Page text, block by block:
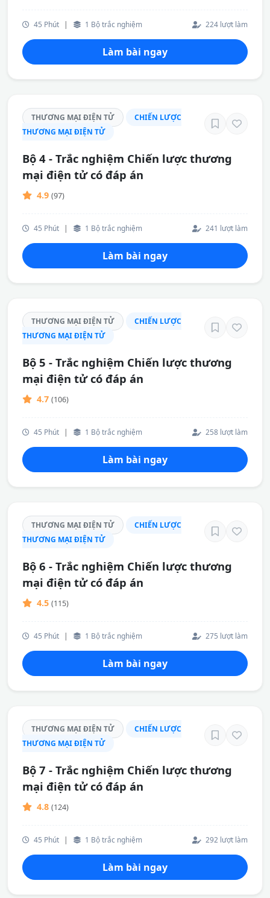
45 Phút | 1 Bộ trắc nghiệm 224 lượt làm
Làm bài ngay
THƯƠNG MẠI ĐIỆN TỬ
CHIẾN LƯỢC
THƯƠNG MẠI ĐIỆN TỬ
Bộ 4 - Trắc nghiệm Chiến lược thương
mại điện tử có đáp án
4.9 (97)
45 Phút | 1 Bộ trắc nghiệm 241 lượt làm
Làm bài ngay
THƯƠNG MẠI ĐIỆN TỬ
CHIẾN LƯỢC
THƯƠNG MẠI ĐIỆN TỬ
Bộ 5 - Trắc nghiệm Chiến lược thương
mại điện tử có đáp án
4.7 (106)
45 Phút | 1 Bộ trắc nghiệm 258 lượt làm
Làm bài ngay
THƯƠNG MẠI ĐIỆN TỬ
CHIẾN LƯỢC
THƯƠNG MẠI ĐIỆN TỬ
Bộ 6 - Trắc nghiệm Chiến lược thương
mại điện tử có đáp án
4.5 (115)
45 Phút | 1 Bộ trắc nghiệm 275 lượt làm
Làm bài ngay
THƯƠNG MẠI ĐIỆN TỬ
CHIẾN LƯỢC
THƯƠNG MẠI ĐIỆN TỬ
Bộ 7 - Trắc nghiệm Chiến lược thương
mại điện tử có đáp án
4.8 (124)
45 Phút | 1 Bộ trắc nghiệm 292 lượt làm
Làm bài ngay